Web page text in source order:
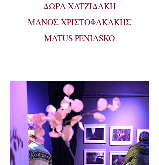
ΔΩΡΑ ΧΑΤΖΙΔΑΚΗ
ΜΑΝΟΣ ΧΡΙΣΤΟΦΑΚΑΚΗΣ
ΜATUS PENIASKO